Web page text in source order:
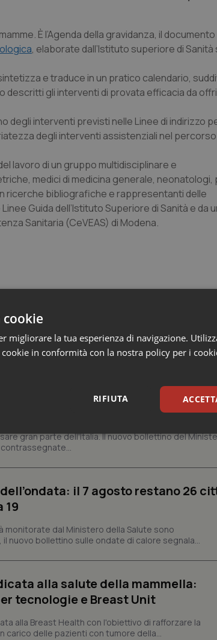
È l’Agenda della gravidanza, il documento
, elaborate dall’Istituto superiore di Sanità
e traduce in un pratico calendario,
descritti gli interventi di provata efficacia da
degli interventi previsti nelle Linee di indirizzo
degli interventi assistenziali nel
lavoro di un gruppo multidisciplinare e
medici di medicina generale, neonatologi,
ricerche bibliografiche e rappresentanti delle
Guida dell’Istituto Superiore di Sanità e da
Sanitaria (CeVEAS) di Modena.
Anche domenica 9 agosto 19 città
gran parte dell'Italia. Il nuovo bollettino del
il 7 agosto restano 26
19
monitorate dal Ministero della Salute sono
nuovo bollettino sulle ondate di calore segnala...
alla salute della mammella:
tecnologie e Breast Unit
alla Breast Health con l'obiettivo di rafforzare la
carico delle pazienti con tumore della...
migliorare la tua esperienza di navigazione.
in conformità con la nostra policy per i
RIFIUTA
Statistici
il sito web abilitandone funzionalità di base quali la
5 mesi 4
settimane
Questo cookie viene utilizzato per
scelte di consenso e privacy
interazione con il sito. Registra i dati
impostazioni sulla privacy, garantendo
preferenze siano onorate nelle